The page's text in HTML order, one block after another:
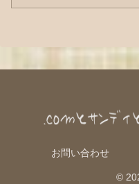
お問い合わせ
©